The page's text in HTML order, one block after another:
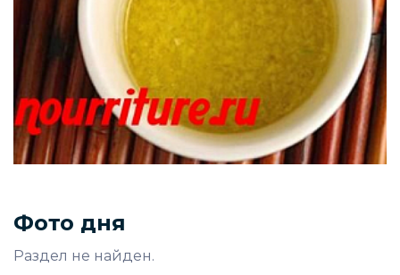
Фото дня
Раздел не найден.